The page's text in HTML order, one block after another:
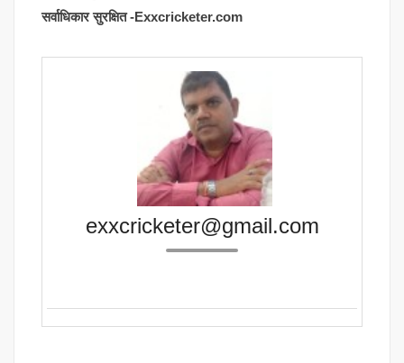
सर्वाधिकार सुरक्षित -Exxcricketer.com
exxcricketer@gmail.com